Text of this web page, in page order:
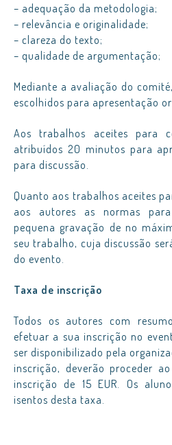
– adequação da metodologia;
– relevância e originalidade;
– clareza do texto;
– qualidade de argumentação;
Mediante a avaliação do
escolhidos para apresentação
Aos trabalhos aceites para
atribuídos 20 minutos para
para discussão.
Quanto aos trabalhos aceites
aos autores as normas
pequena gravação de no
seu trabalho, cuja discussão
do evento.
Taxa de inscrição
Todos os autores com
efetuar a sua inscrição no
ser disponibilizado pela
inscrição, deverão proceder
inscrição de 15 EUR. Os
isentos desta taxa.